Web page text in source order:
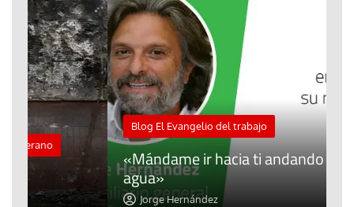
Blog El Evangelio del trabajo
«Mándame ir hacia ti andando sobre el
agua»
Jorge Hernández